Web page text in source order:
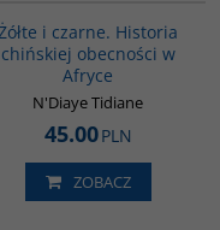
i czarne. Historia
chińskiej obecności w
Afryce
N'Diaye Tidiane
45.00PLN
ZOBACZ